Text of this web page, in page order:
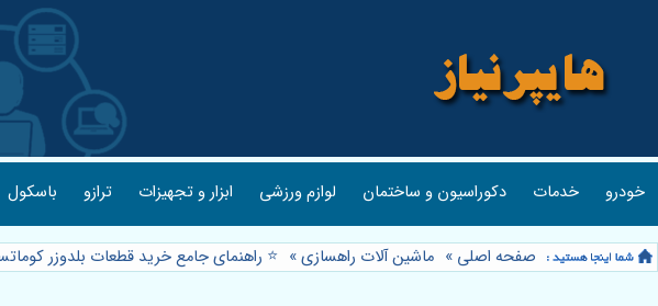
خودرو خدمات دکوراسیون و ساختمان لوازم ورزشی ابزار و تجهیزات ترازو باسکول
صفحه اصلی » ماشین آلات راهسازی» ⭐️ راهنمای جامع خرید قطعات بلدوزر